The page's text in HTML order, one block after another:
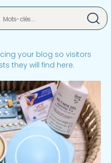
your blog so visitors
they will find here.